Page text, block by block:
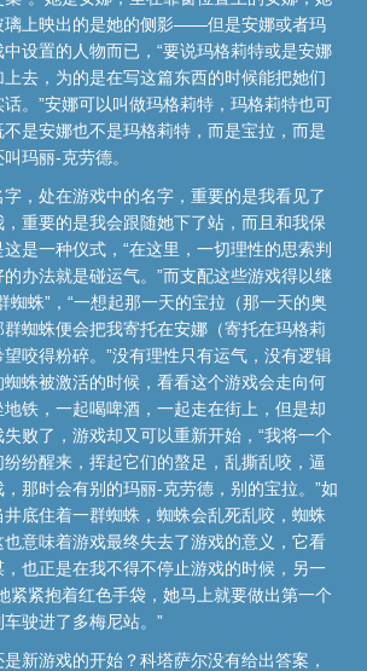
璃上映出的是她的侧影——但是安娜或者玛
设置的人物而已，“要说玛格莉特或是安娜
去，为的是在写这篇东西的时候能把她们
。”安娜可以叫做玛格莉特，玛格莉特也可
是安娜也不是玛格莉特，而是宝拉，而是
玛丽-克劳德。
，处在游戏中的名字，重要的是我看见了
重要的是我会跟随她下了站，而且和我保
是一种仪式，“在这里，一切理性的思索判
办法就是碰运气。”而支配这些游戏得以继
蜘蛛”，“一想起那一天的宝拉（那一天的奥
蜘蛛便会把我寄托在安娜（寄托在玛格莉
咬得粉碎。”没有理性只有运气，没有逻辑
蜘蛛被激活的时候，看看这个游戏会走向何
铁，一起喝啤酒，一起走在街上，但是却
败了，游戏却又可以重新开始，“我将一个
纷纷醒来，挥起它们的螯足，乱撕乱咬，逼
那时会有别的玛丽-克劳德，别的宝拉。”如
底住着一群蜘蛛，蜘蛛会乱死乱咬，蜘蛛
意味着游戏最终失去了游戏的意义，它看
也正是在我不得不停止游戏的时候，另一
紧紧抱着红色手袋，她马上就要做出第一个
驶进了多梅尼站。”
新游戏的开始？科塔萨尔没有给出答案，